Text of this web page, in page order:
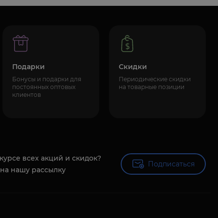
Подарки
Бонусы и подарки для
постоянных оптовых
клиентов
Скидки
Периодические скидки
на товарные позиции
всех акций и скидок?
нашу рассылку
Подписаться
Подписаться